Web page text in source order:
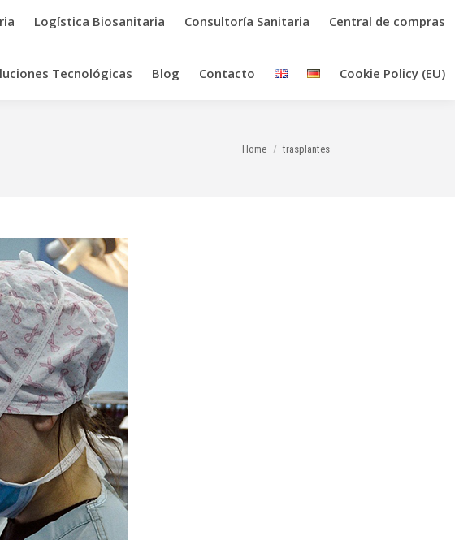
opens
window
opens
window
opens
window
Logística Biosanitaria Consultoría Sanitaria Central de compras
Tecnológicas Blog Contacto Cookie Policy (EU)
You are here:
Home trasplantes